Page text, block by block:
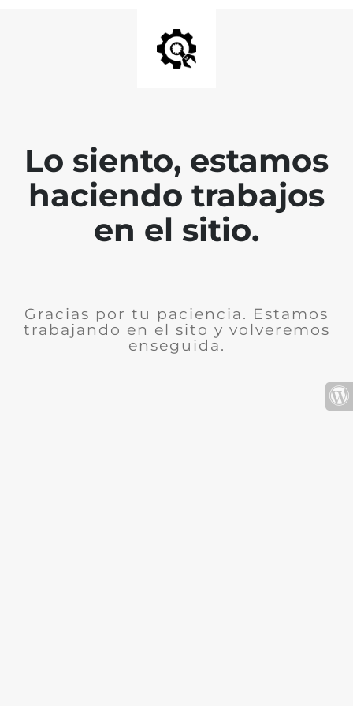
Lo siento, estamos
haciendo trabajos
en el sitio.
Gracias por tu paciencia. Estamos
trabajando en el sito y volveremos
enseguida.